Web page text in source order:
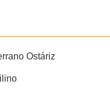
Ostáriz